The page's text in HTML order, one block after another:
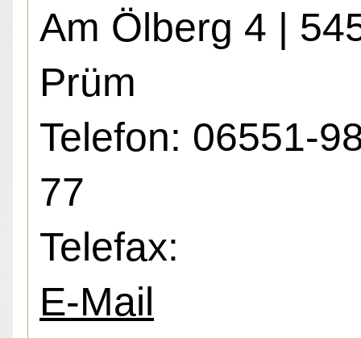
Am Ölberg 4 |
Prüm
Telefon: 06551-
77
Telefax:
E-Mail